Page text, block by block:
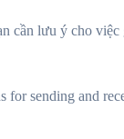
lưu ý cho
sending and